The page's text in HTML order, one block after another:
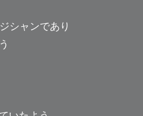
シャンであり